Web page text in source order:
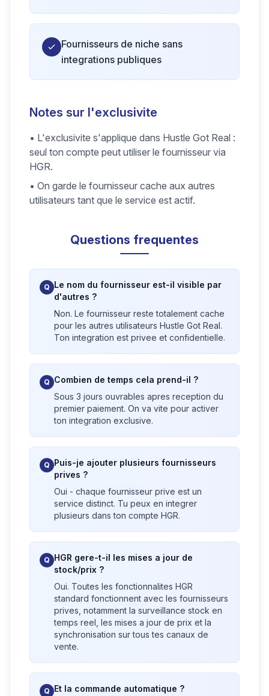
Fournisseurs de niche sans
integrations publiques
Notes sur l'exclusivite
• L'exclusivite s'applique dans Hustle Got Real :
seul ton compte peut utiliser le fournisseur via
HGR.
• On garde le fournisseur cache aux autres
utilisateurs tant que le service est actif.
Questions frequentes
Q Le nom du fournisseur est-il visible par
d'autres ?
Non. Le fournisseur reste totalement cache
pour les autres utilisateurs Hustle Got Real.
Ton integration est privee et confidentielle.
Q Combien de temps cela prend-il ?
Sous 3 jours ouvrables apres reception du
premier paiement. On va vite pour activer
ton integration exclusive.
Q Puis-je ajouter plusieurs fournisseurs
prives ?
Oui - chaque fournisseur prive est un
service distinct. Tu peux en integrer
plusieurs dans ton compte HGR.
Q HGR gere-t-il les mises a jour de
stock/prix ?
Oui. Toutes les fonctionnalites HGR
standard fonctionnent avec les fournisseurs
prives, notamment la surveillance stock en
temps reel, les mises a jour de prix et la
synchronisation sur tous tes canaux de
vente.
Q Et la commande automatique ?